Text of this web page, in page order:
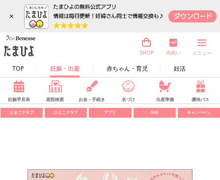
×
TOP 妊娠・出産 赤ちゃん・育児 妊活
SHOP 内祝い メニュー
妊娠早見表 産院検索 お金・手続き 名づけ 出産準備 優待パス
たまごクラブ ひよこクラブ アプリ SNS キャンペーン